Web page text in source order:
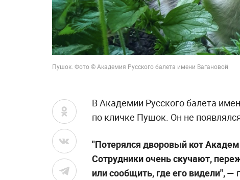
Пушок. Фото © Академия Русского балета имени Вагановой
В Академии Русского балета
по кличке Пушок. Он не
"Потерялся дворовый кот
Сотрудники очень скучают,
или сообщить, где его видели", —